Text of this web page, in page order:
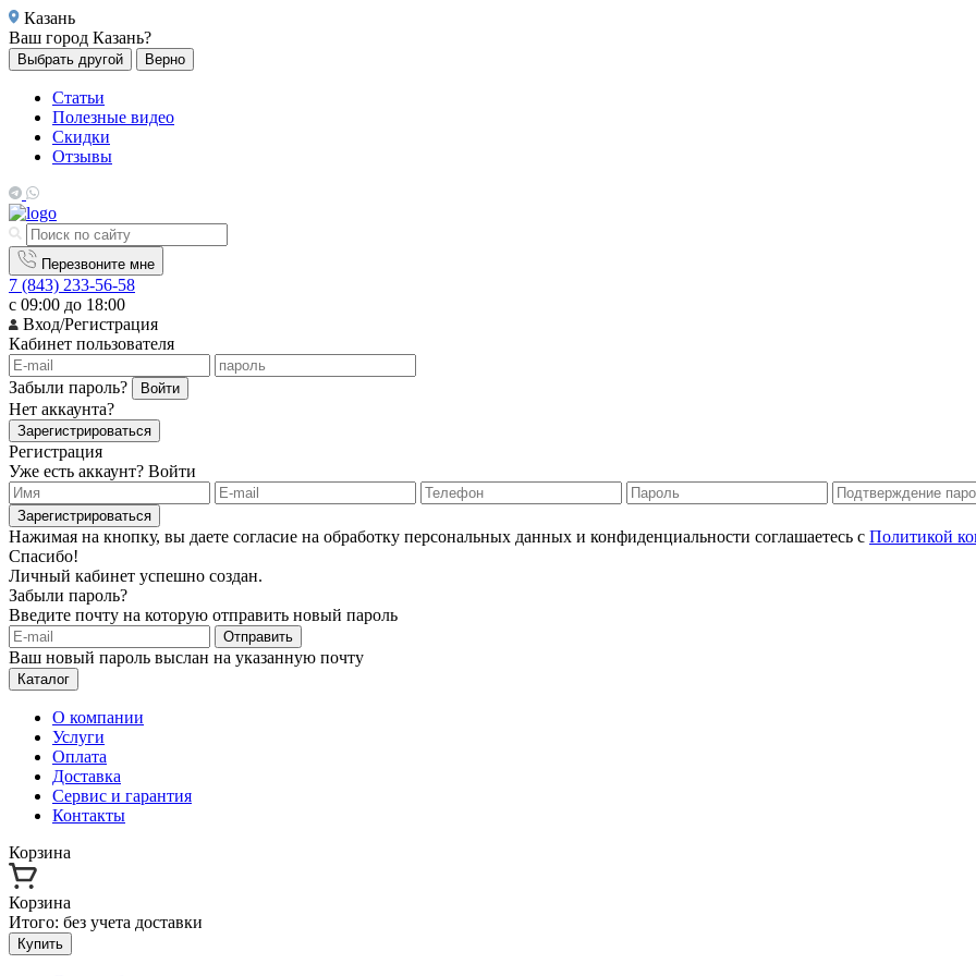
Казань
Ваш город Казань?
Выбрать другой Верно
Статьи
Полезные видео
Скидки
Отзывы
Перезвоните мне
7 (843) 233-56-58
с 09:00 до 18:00
Вход/Регистрация
Кабинет пользователя
Забыли пароль? Войти
Нет аккаунта?
Зарегистрироваться
Регистрация
Уже есть аккаунт? Войти
Зарегистрироваться
Нажимая на кнопку, вы даете согласие на обработку персональных данных и конфиденциальности соглашаетесь с Политикой
Спасибо!
Личный кабинет успешно создан.
Забыли пароль?
Введите почту на которую отправить новый пароль
Отправить
Ваш новый пароль выслан на указанную почту
Каталог
О компании
Услуги
Оплата
Доставка
Сервис и гарантия
Контакты
Корзина
Корзина
Итого: без учета доставки
Купить